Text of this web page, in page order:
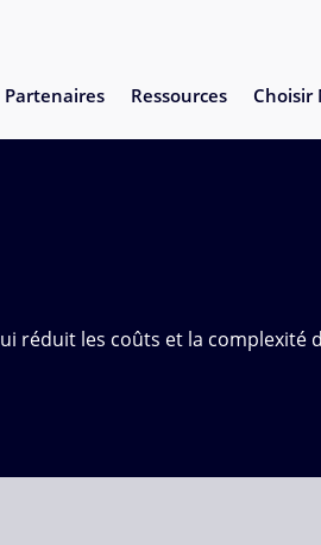
Partenaires Ressources Choisir
réduit les coûts et la complexité